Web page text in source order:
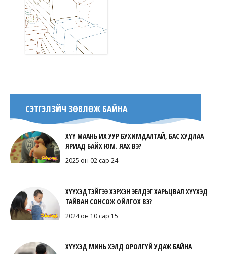
СЭТГЭЛЗҮЙЧ ЗӨВЛӨЖ БАЙНА
ХҮҮ МААНЬ ИХ УУР БУХИМДАЛТАЙ, БАС ХУДЛАА
ЯРИАД БАЙХ ЮМ. ЯАХ ВЭ?
2025 он 02 сар 24
ХҮҮХЭДТЭЙГЭЭ ХЭРХЭН ЭЕЛДЭГ ХАРЬЦВАЛ ХҮҮХЭД
ТАЙВАН СОНСОЖ ОЙЛГОХ ВЭ?
2024 он 10 сар 15
ХҮҮХЭД МИНЬ ХЭЛД ОРОЛГҮЙ УДАЖ БАЙНА